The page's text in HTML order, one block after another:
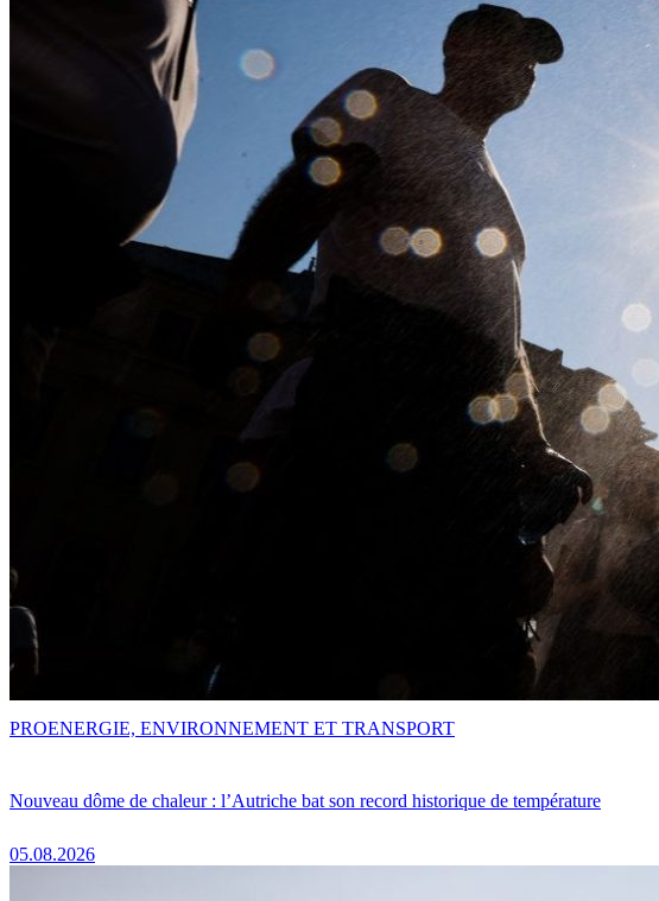
Nouveau dôme de chaleur : l’Autriche bat son record historique de température
05.08.2026
PROENERGIE, ENVIRONNEMENT ET TRANSPORT